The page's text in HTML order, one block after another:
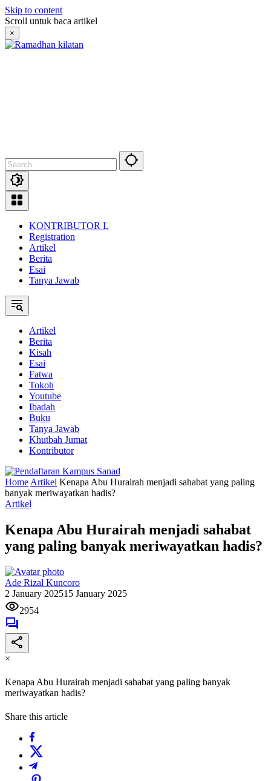
Skip to content
Scroll untuk baca artikel
×
KONTRIBUTOR L
Registration
Artikel
Berita
Esai
Tanya Jawab
Artikel
Berita
Kisah
Esai
Fatwa
Tokoh
Youtube
Ibadah
Buku
Tanya Jawab
Khutbah Jumat
Kontributor
Home Artikel Kenapa Abu Hurairah menjadi sahabat yang paling
banyak meriwayatkan hadis?
Artikel
Kenapa Abu Hurairah menjadi sahabat
yang paling banyak meriwayatkan hadis?
Ade Rizal Kuncoro
2 January 202515 January 2025
2954
×
Kenapa Abu Hurairah menjadi sahabat yang paling banyak
meriwayatkan hadis?
Share this article